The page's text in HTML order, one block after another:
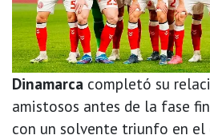
Dinamarca completó su
amistosos antes de la fase
con un solvente triunfo en el